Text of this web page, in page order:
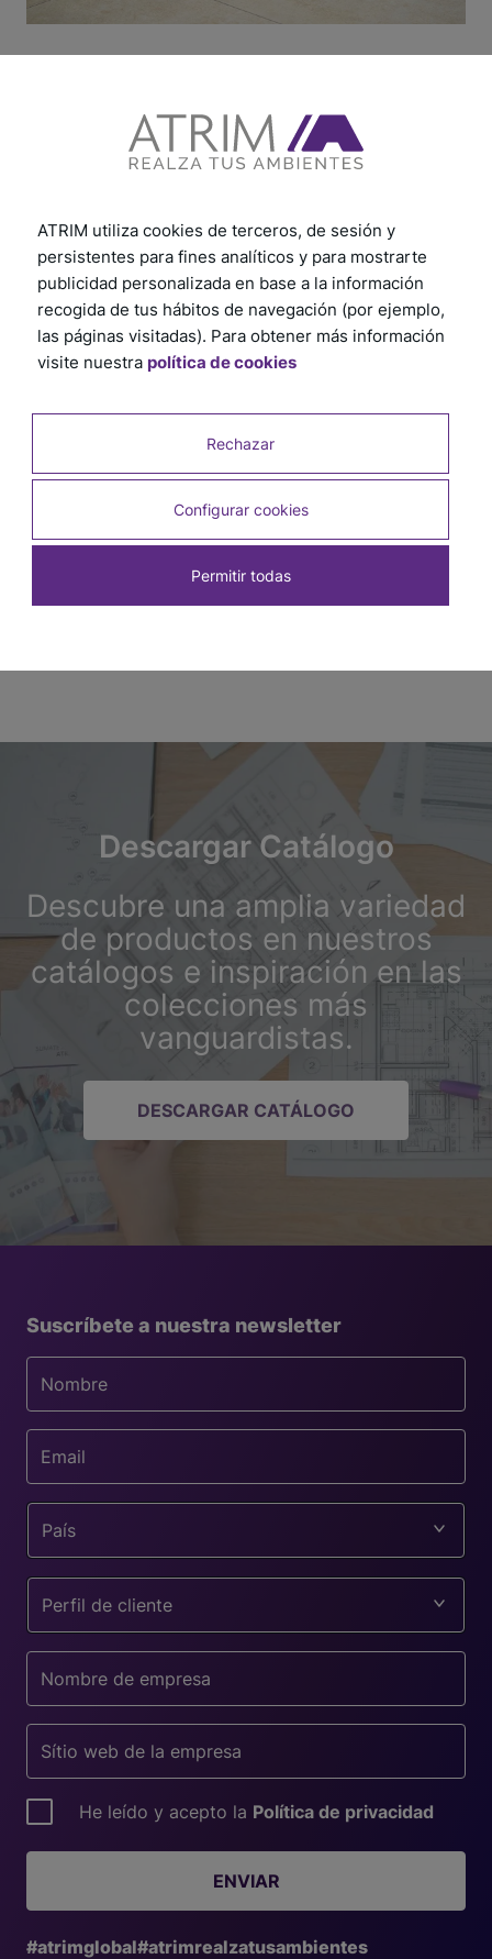
SKU: 3166
Descargar Catálogo
Descubre una amplia variedad
de productos en nuestros
catálogos e inspiración en las
colecciones más
vanguardistas.
DESCARGAR CATÁLOGO
Suscríbete a nuestra newsletter
País
Perfil de cliente
He leído y acepto la Política de privacidad
ENVIAR
#atrimglobal#atrimrealzatusambientes
ATRIM utiliza cookies de terceros, de sesión y
persistentes para fines analíticos y para mostrarte
publicidad personalizada en base a la información
recogida de tus hábitos de navegación (por ejemplo,
las páginas visitadas). Para obtener más información
visite nuestra política de cookies
Rechazar
Configurar cookies
Permitir todas